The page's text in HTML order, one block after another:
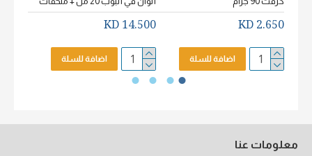
2.650 KD
اضافة للسلة
14.500 KD
اضافة للسلة
معلومات عنا